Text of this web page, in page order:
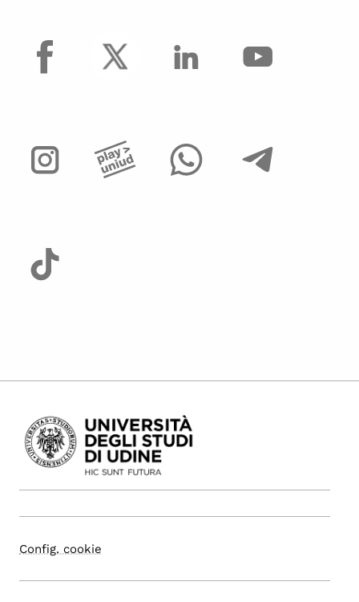
facebook
Config. cookie